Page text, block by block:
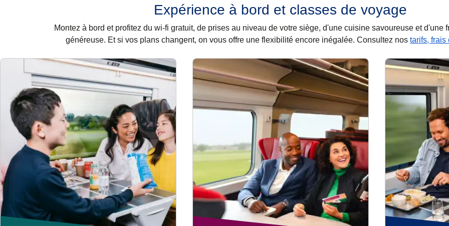
Expérience à bord et classes de voyage
Montez à bord et profitez du wi-fi gratuit, de prises au niveau de votre siège, d'une cuisine savoureuse et d'une
généreuse. Et si vos plans changent, on vous offre une flexibilité encore inégalée. Consultez nostarifs, frais